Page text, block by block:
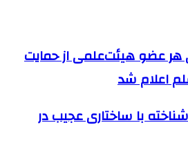
عضو هیئت‌علمی از حمایت
اعلام شد
با ساختاری عجیب در